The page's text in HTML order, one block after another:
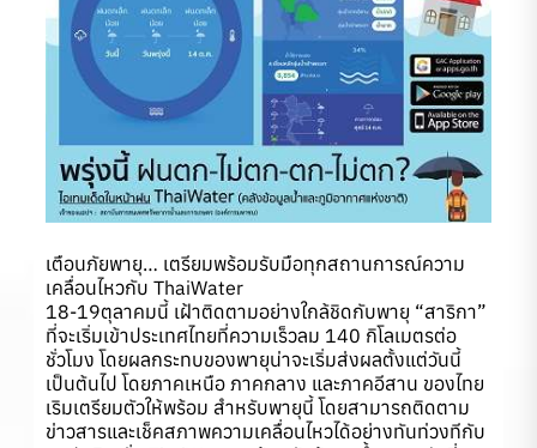
เตือนภัยพายุ… เตรียมพร้อมรับมือทุกสถานการณ์ความ
เคลื่อนไหวกับ ThaiWater
18-19ตุลาคมนี้ เฝ้าติดตามอย่างใกล้ชิดกับพายุ “สาริกา”
ที่จะเริ่มเข้าประเทศไทยที่ความเร็วลม 140 กิโลเมตรต่อ
ชั่วโมง โดยผลกระทบของพายุน่าจะเริ่มส่งผลตั้งแต่วันนี้
เป็นต้นไป โดยภาคเหนือ ภาคกลาง และภาคอีสาน ของไทย
เริมเตรียมตัวให้พร้อม สำหรับพายุนี้ โดยสามารถติดตาม
ข่าวสารและเช็คสภาพความเคลื่อนไหวได้อย่างทันท่วงทีกับ